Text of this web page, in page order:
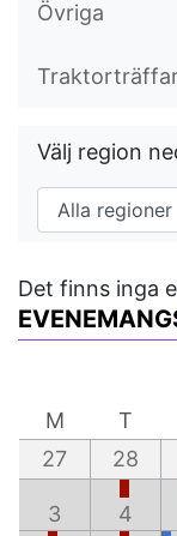
Övriga
Välj region
Det finns inga
M
T
27
28
3 4